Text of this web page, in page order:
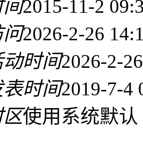
2015-11-2
2026-2-26
时间2026-2-
时间2019-7-4
使用系统默认